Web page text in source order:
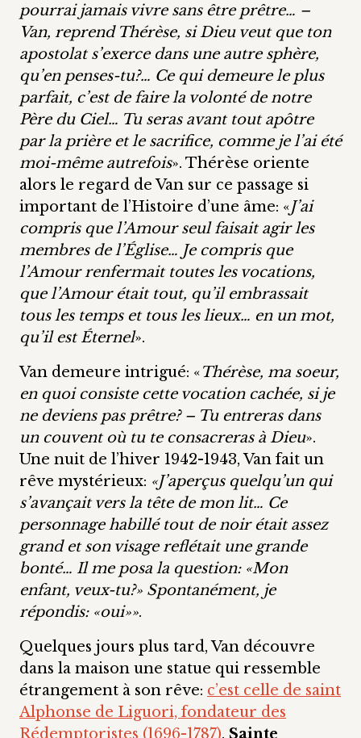
pourrai jamais vivre sans être prêtre… –
Van, reprend Thérèse, si Dieu veut que ton
apostolat s’exerce dans une autre sphère,
qu’en penses-tu?… Ce qui demeure le plus
parfait, c’est de faire la volonté de notre
Père du Ciel… Tu seras avant tout apôtre
par la prière et le sacrifice, comme je l’ai été
moi-même autrefois». Thérèse oriente
alors le regard de Van sur ce passage si
important de l’Histoire d’une âme: «J’ai
compris que l’Amour seul faisait agir les
membres de l’Église… Je compris que
l’Amour renfermait toutes les vocations,
que l’Amour était tout, qu’il embrassait
tous les temps et tous les lieux… en un mot,
qu’il est Éternel».
Van demeure intrigué: «Thérèse, ma soeur,
en quoi consiste cette vocation cachée, si je
ne deviens pas prêtre? – Tu entreras dans
un couvent où tu te consacreras à Dieu».
Une nuit de l’hiver 1942-1943, Van fait un
rêve mystérieux: «J’aperçus quelqu’un qui
s’avançait vers la tête de mon lit… Ce
personnage habillé tout de noir était assez
grand et son visage reflétait une grande
bonté… Il me posa la question: «Mon
enfant, veux-tu?» Spontanément, je
répondis: «oui»».
Quelques jours plus tard, Van découvre
dans la maison une statue qui ressemble
étrangement à son rêve: c’est celle de saint
Alphonse de Liguori, fondateur des
Rédemptoristes (1696-1787). Sainte